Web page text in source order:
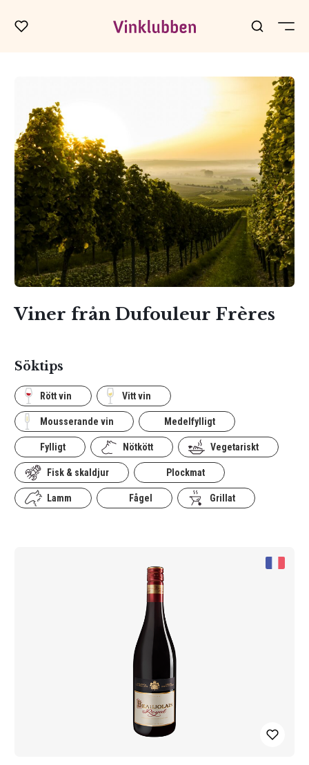
Viner från Dufouleur Frères
Söktips
Rött vin Vitt vin
Mousserande vin Medelfylligt
Fylligt Nötkött Vegetariskt
Fisk & skaldjur Plockmat
Lamm Fågel Grillat